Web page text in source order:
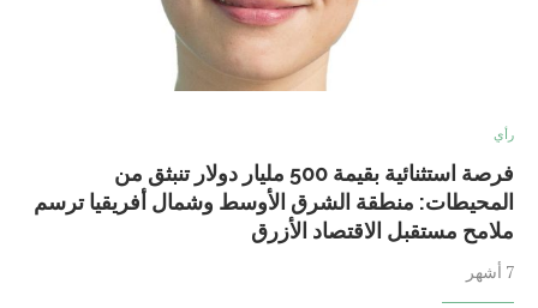
رأي
فرصة استثنائية بقيمة 500 مليار دولار تنبثق من
المحيطات: منطقة الشرق الأوسط وشمال أفريقيا ترسم
ملامح مستقبل الاقتصاد الأزرق
7 أشهر